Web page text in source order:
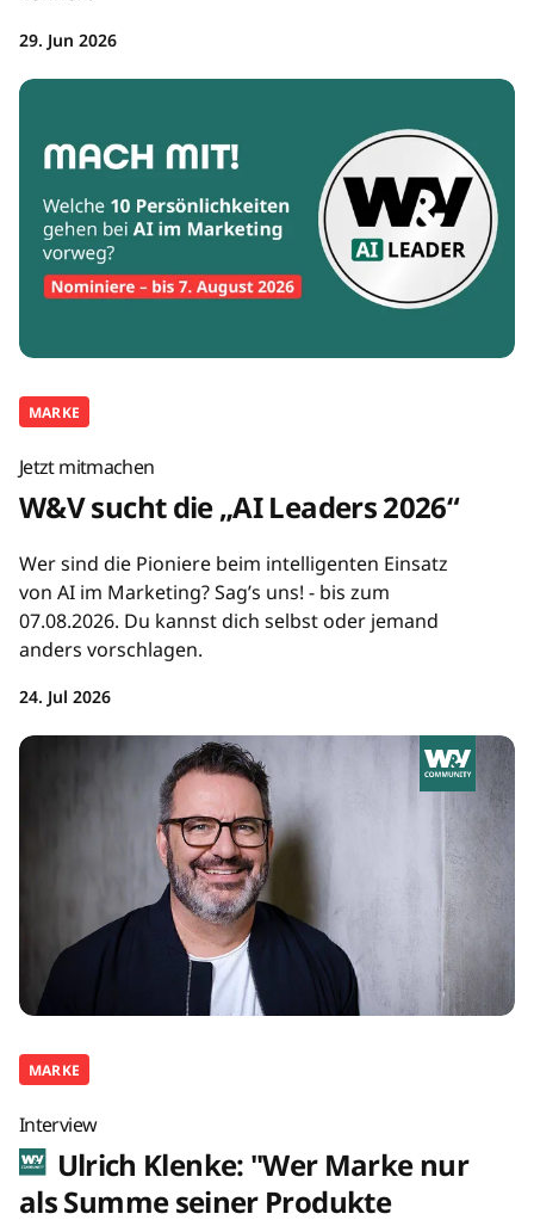
29. Jun 2026
MARKE
Jetzt mitmachen
W&V sucht die „AI Leaders 2026“
Wer sind die Pioniere beim intelligenten Einsatz
von AI im Marketing? Sag’s uns! - bis zum
07.08.2026. Du kannst dich selbst oder jemand
anders vorschlagen.
24. Jul 2026
MARKE
Interview
Ulrich Klenke: "Wer Marke nur
als Summe seiner Produkte